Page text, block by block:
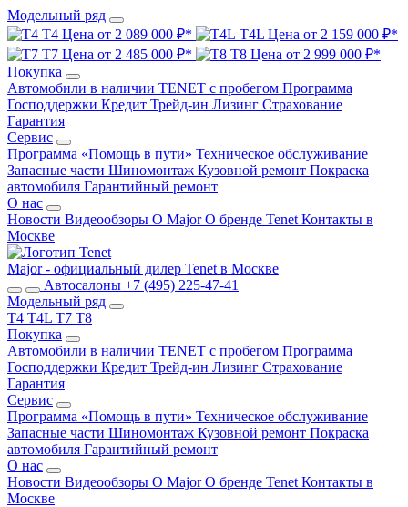
Модельный ряд
T4 Цена от 2 089 000 ₽* T4L Цена от 2 159 000 ₽*
T7 Цена от 2 485 000 ₽* T8 Цена от 2 999 000 ₽*
Покупка
Автомобили в наличии TENET с пробегом Программа
Господдержки Кредит Трейд-ин Лизинг Страхование
Гарантия
Сервис
Программа «Помощь в пути» Техническое обслуживание
Запасные части Шиномонтаж Кузовной ремонт Покраска
автомобиля Гарантийный ремонт
О нас
Новости Видеообзоры О MajorО бренде Tenet Контакты в
Москве
Major - официальный дилер Tenet в Москве
Автосалоны +7 (495) 225-47-41
Модельный ряд
T4 T4L T7 T8
Покупка
Автомобили в наличии TENET с пробегом Программа
Господдержки Кредит Трейд-ин Лизинг Страхование
Гарантия
Сервис
Программа «Помощь в пути» Техническое обслуживание
Запасные части Шиномонтаж Кузовной ремонт Покраска
автомобиля Гарантийный ремонт
О нас
Новости Видеообзоры О MajorО бренде Tenet Контакты в
Москве